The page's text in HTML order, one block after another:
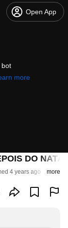
Open App
bot
more
DO
4 years ago more